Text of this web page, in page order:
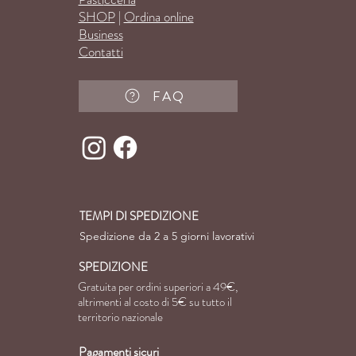
SHOP| Ordina online
Business
Contatti
FAQ
TEMPI DI SPEDIZIONE
Spedizione da 2 a 5 giorni lavorativi
SPEDIZIONE
Gratuita per ordini superiori a 49€,
altrimenti al costo di 5€ su tutto il
territorio nazionale
Pagamenti sicuri